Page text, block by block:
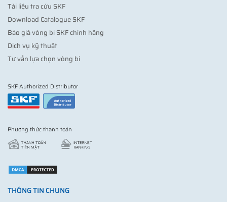
Tài liệu tra cứu SKF
Download Catalogue SKF
Báo giá vòng bi SKF chính hãng
Dịch vụ kỹ thuật
Tư vấn lựa chọn vòng bi
SKF Authorized Distributor
Phương thức thanh toán
THÔNG TIN CHUNG